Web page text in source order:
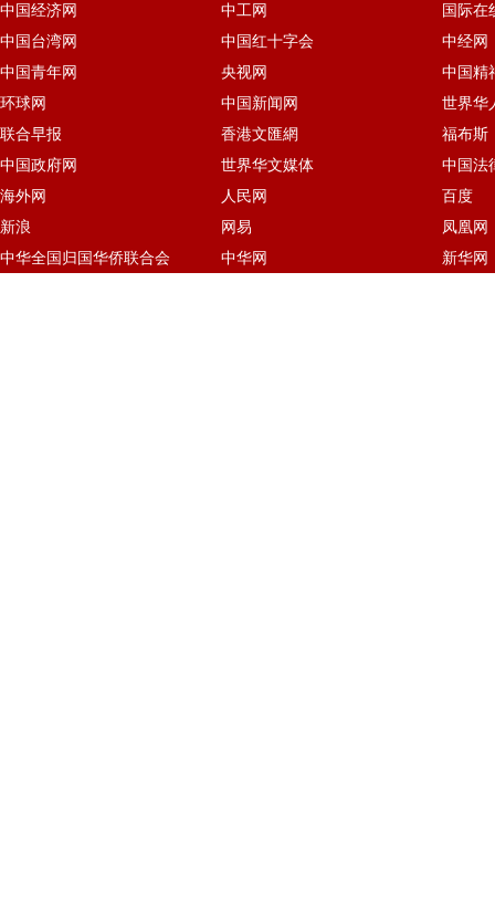
中国经济网
中工网
国际在
中国台湾网
中国红十字会
中经网
中国青年网
央视网
中国精
环球网
中国新闻网
世界华
联合早报
香港文匯網
福布斯
中国政府网
世界华文媒体
中国法
海外网
人民网
百度
新浪
网易
凤凰网
中华全国归国华侨联合会
中华网 新华网